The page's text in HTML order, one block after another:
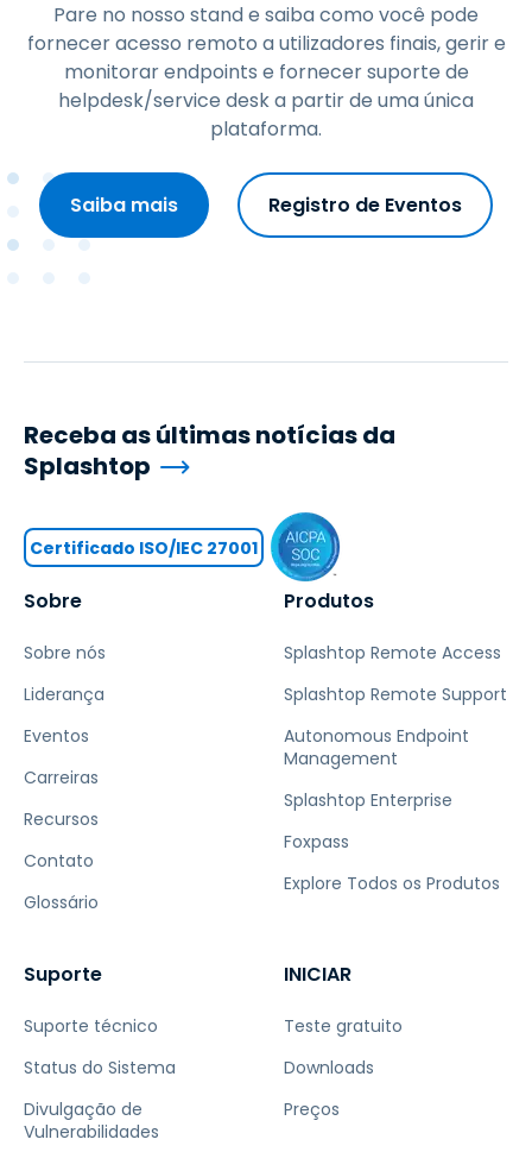
Pare no nosso stand e saiba como você pode
fornecer acesso remoto a utilizadores finais, gerir e
monitorar endpoints e fornecer suporte de
helpdesk/service desk a partir de uma única
plataforma.
Saiba mais Registro de Eventos
Sobre
Sobre nós
Liderança
Eventos
Carreiras
Recursos
Contato
Glossário
Produtos
Splashtop Remote Access
Splashtop Remote Support
Autonomous Endpoint
Management
Splashtop Enterprise
Foxpass
Explore Todos os Produtos
Suporte
Suporte técnico
Status do Sistema
Divulgação de
Vulnerabilidades
INICIAR
Teste gratuito
Downloads
Preços
Receba as últimas notícias da
Splashtop
Certificado ISO/IEC 27001